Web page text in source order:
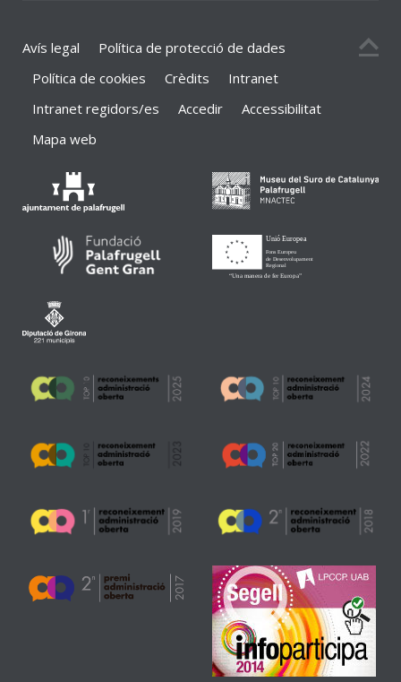
Avís legal
Política de protecció de dades
Política de cookies
Crèdits
Intranet
Intranet regidors/es
Accedir
Accessibilitat
Mapa web